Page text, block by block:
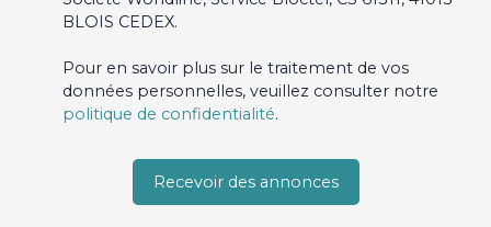
BLOIS CEDEX.
Pour en savoir plus sur le traitement de vos
données personnelles, veuillez consulter notre
politique de confidentialité.
Recevoir des annonces